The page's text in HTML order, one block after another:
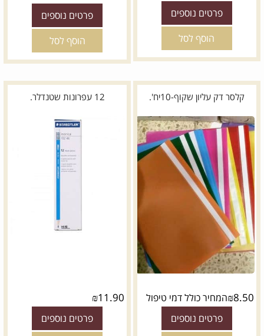
פרטים נוספים
הוסף לסל
פרטים נוספים
הוסף לסל
קלסר דק עליון שקוף-10יח'.
₪8.50 המחיר כולל דמי טיפול
פרטים נוספים
12 עפרונות שטנדלר.
₪11.90
פרטים נוספים